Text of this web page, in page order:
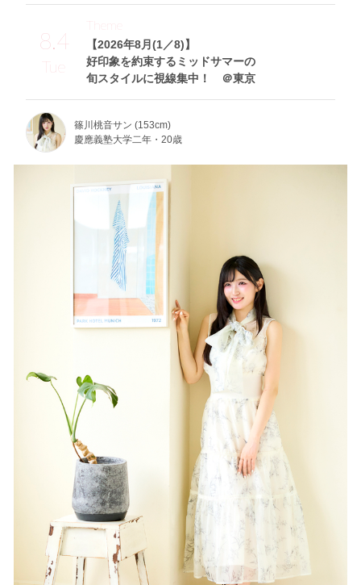
8.4
Tue
【2026年8月(1／8)】
好印象を約束するミッドサマーの
旬スタイルに視線集中！ ＠東京
Theme
篠川桃音サン (153cm)
慶應義塾大学二年・20歳